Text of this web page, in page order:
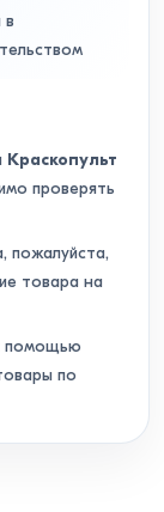
в
Краскопульт
проверять
пожалуйста,
товара на
помощью
по